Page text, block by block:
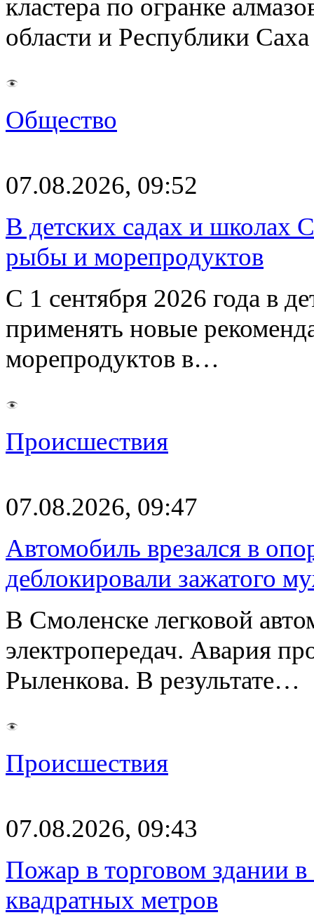
кластера по огранке
области и Республики
Общество
07.08.2026, 09:52
В детских садах и школах
рыбы и морепродуктов
С 1 сентября 2026 года в
применять новые
морепродуктов в…
Происшествия
07.08.2026, 09:47
Автомобиль врезался в
деблокировали зажатого
В Смоленске легковой
электропередач. Авария
Рыленкова. В результате…
Происшествия
07.08.2026, 09:43
Пожар в торговом здании
квадратных метров